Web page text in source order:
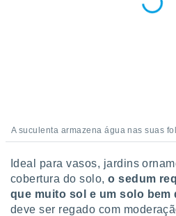
o
A suculenta armazena água nas suas
Ideal para vasos, jardins
cobertura do solo,o sedum
que muito sol e um solo bem
deve ser regado com